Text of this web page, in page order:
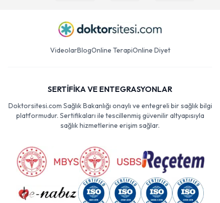
VideolarBlogOnline TerapiOnline Diyet
SERTİFİKA VE ENTEGRASYONLAR
Doktorsitesi.com Sağlık Bakanlığı onaylı ve entegreli bir sağlık bilgi
platformudur. Sertifikaları ile tescillenmiş güvenilir altyapısıyla
sağlık hizmetlerine erişim sağlar.